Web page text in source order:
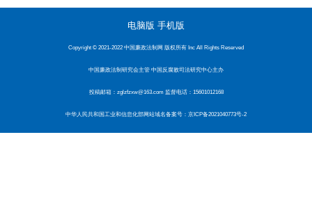
电脑版 手机版
Copyright © 2021-2022 中国廉政法制网 版权所有 Inc All Rights Reserved
中国廉政法制研究会主管 中国反腐败司法研究中心主办
投稿邮箱：zglzfzxw@163.com 监督电话：15601012168
中华人民共和国工业和信息化部网站域名备案号： 京ICP备2021040773号-2